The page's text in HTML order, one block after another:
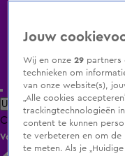
Uitzending Gemist Populaire
ClipsFilmsRadioSmart
Volg KIJK
Jouw
Wij en onze29 partners
technieken om
van onze website(s),
„Alle cookies
trackingtechnologieën
content te kunnen
te verbeteren en om de
te meten. Als je